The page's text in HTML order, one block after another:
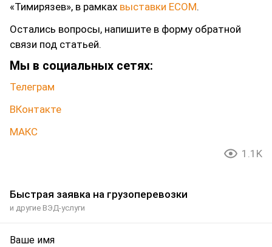
«Тимирязев», в рамках выставки ECOM.
Остались вопросы, напишите в форму обратной
связи под статьей.
Мы в социальных сетях:
Телеграм
ВКонтакте
МАКС
1.1K
Быстрая заявка на грузоперевозки
и другие ВЭД-услуги
Ваше имя